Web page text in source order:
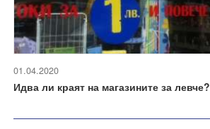
01.04.2020
Идва ли краят на магазините за левче?